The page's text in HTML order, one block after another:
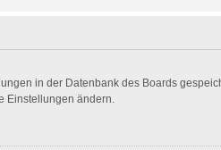
in der Datenbank des Boards
Einstellungen ändern.